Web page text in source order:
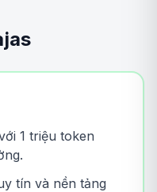
1 triệu token
tín và nền tảng